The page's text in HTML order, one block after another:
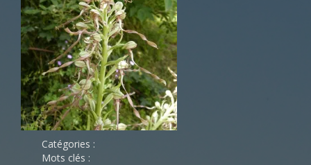
Catégories :
Mots clés :